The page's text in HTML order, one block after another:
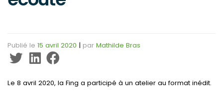
Publié le 15 avril 2020 | par Mathilde Bras
Le 8 avril 2020, la Fing a participé à un atelier au format inédit.